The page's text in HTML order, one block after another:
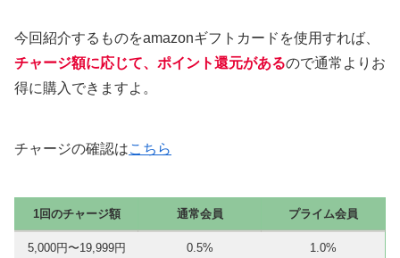
今回紹介するものをamazonギフトカードを使用すれば、
チャージ額に応じて、ポイント還元があるので通常よりお
得に購入できますよ。
チャージの確認はこちら
1回のチャージ額 通常会員 プライム会員
5,000円〜19,999円 0.5% 1.0%